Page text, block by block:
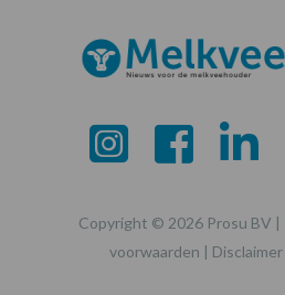
Copyright © 2026 Prosu BV |
voorwaarden | Disclaimer